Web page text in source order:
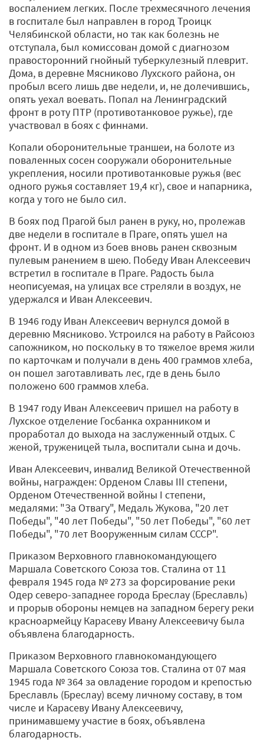
воспалением легких. После трехмесячного лечения
в госпитале был направлен в город Троицк
Челябинской области, но так как болезнь не
отступала, был комиссован домой с диагнозом
правосторонний гнойный туберкулезный плеврит.
Дома, в деревне Мясниково Лухского района, он
пробыл всего лишь две недели, и, не долечившись,
опять уехал воевать. Попал на Ленинградский
фронт в роту ПТР (противотанковое ружье), где
участвовал в боях с финнами.
Копали оборонительные траншеи, на болоте из
поваленных сосен сооружали оборонительные
укрепления, носили противотанковые ружья (вес
одного ружья составляет 19,4 кг), свое и напарника,
когда у того не было сил.
В боях под Прагой был ранен в руку, но, пролежав
две недели в госпитале в Праге, опять ушел на
фронт. И в одном из боев вновь ранен сквозным
пулевым ранением в шею. Победу Иван Алексеевич
встретил в госпитале в Праге. Радость была
неописуемая, на улицах все стреляли в воздух, не
удержался и Иван Алексеевич.
В 1946 году Иван Алексеевич вернулся домой в
деревню Мясниково. Устроился на работу в Райсоюз
сапожником, но поскольку в то тяжелое время жили
по карточкам и получали в день 400 граммов хлеба,
он пошел заготавливать лес, где в день было
положено 600 граммов хлеба.
В 1947 году Иван Алексеевич пришел на работу в
Лухское отделение Госбанка охранником и
проработал до выхода на заслуженный отдых. С
женой, труженицей тыла, воспитали сына и дочь.
Иван Алексеевич, инвалид Великой Отечественной
войны, награжден: Орденом Славы III степени,
Орденом Отечественной войны I степени,
медалями: "За Отвагу", Медаль Жукова, "20 лет
Победы", "40 лет Победы", "50 лет Победы", "60 лет
Победы", "70 лет Вооруженным силам СССР".
Приказом Верховного главнокомандующего
Маршала Советского Союза тов. Сталина от 11
февраля 1945 года № 273 за форсирование реки
Одер северо-западнее города Бреслау (Бреславль)
и прорыв обороны немцев на западном берегу реки
красноармейцу Карасеву Ивану Алексеевичу была
объявлена благодарность.
Приказом Верховного главнокомандующего
Маршала Советского Союза тов. Сталина от 07 мая
1945 года № 364 за овладение городом и крепостью
Бреславль (Бреслау) всему личному составу, в том
числе и Карасеву Ивану Алексеевичу,
принимавшему участие в боях, объявлена
благодарность.